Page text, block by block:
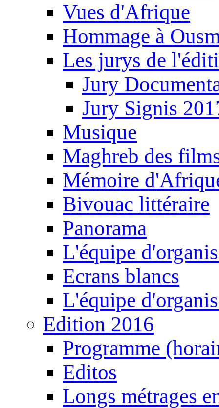
Vues d'Afrique
Hommage à
Les jurys de
Jury
Jury Signis
Musique
Maghreb des
Mémoire
Bivouac littéraire
Panorama
L'équipe
Ecrans blancs
L'équipe
Edition 2016
Programme
Editos
Longs métrages